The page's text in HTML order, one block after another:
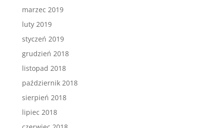
marzec 2019
luty 2019
styczeń 2019
grudzień 2018
listopad 2018
październik 2018
sierpień 2018
lipiec 2018